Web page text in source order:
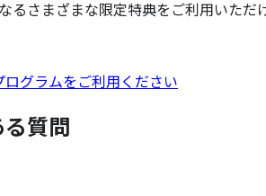
さまざまな限定特典をご利用いただけ
ログラムをご利用ください
質問